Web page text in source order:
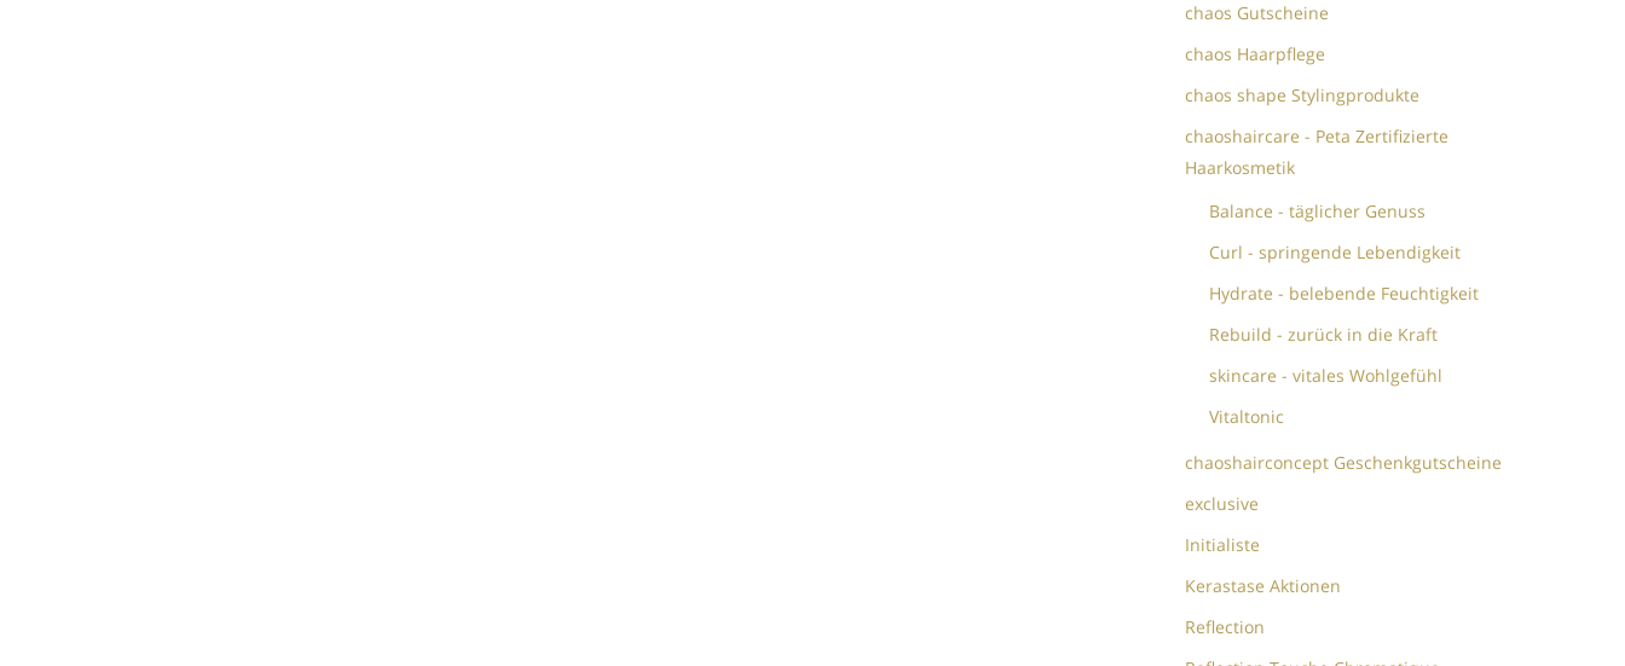
chaos Gutscheine
chaos Haarpflege
chaos shape Stylingprodukte
chaoshaircare - Peta Zertifizierte
Haarkosmetik
Balance - täglicher Genuss
Curl - springende Lebendigkeit
Hydrate - belebende Feuchtigkeit
Rebuild - zurück in die Kraft
skincare - vitales Wohlgefühl
Vitaltonic
chaoshairconcept Geschenkgutscheine
exclusive
Initialiste
Kerastase Aktionen
Reflection